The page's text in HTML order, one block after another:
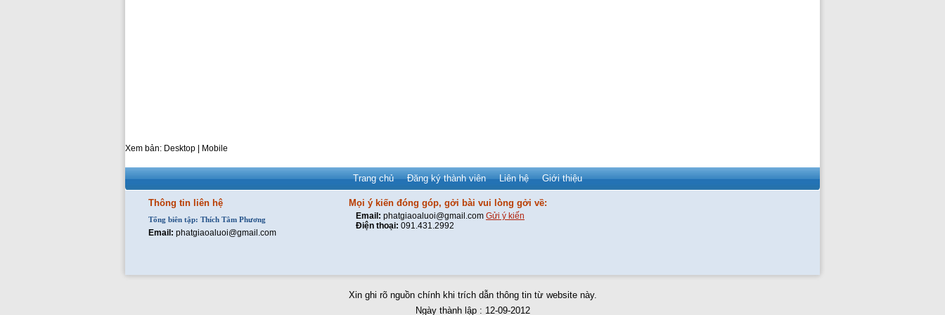
Xem bản: Desktop | Mobile
Trang chủ Đăng ký thành viên Liên hệ Giới thiệu
Thông tin liên hệ
Tổng biên tập: Thích Tâm Phương
Email: phatgiaoaluoi@gmail.com
Mọi ý kiến đóng góp, gởi bài vui lòng gởi về:
Email: phatgiaoaluoi@gmail.com Gửi ý kiến
Điện thoại: 091.431.2992
Xin ghi rõ nguồn chính khi trích dẫn thông tin từ website này.
Ngày thành lập : 12-09-2012